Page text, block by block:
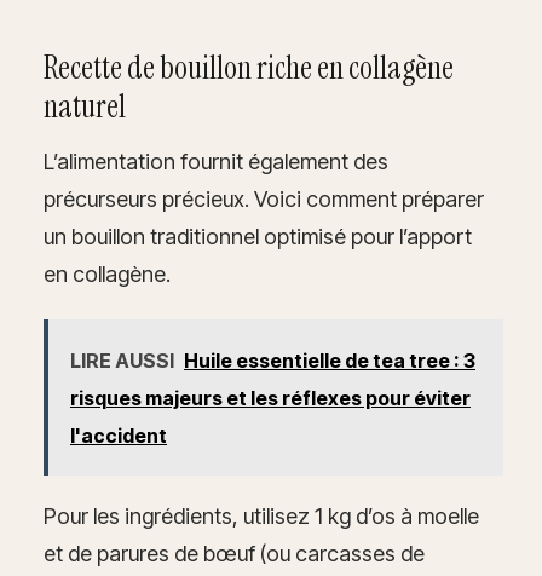
Recette de bouillon riche en collagène
naturel
L’alimentation fournit également des
précurseurs précieux. Voici comment préparer
un bouillon traditionnel optimisé pour l’apport
en collagène.
LIRE AUSSI Huile essentielle de tea tree : 3
risques majeurs et les réflexes pour éviter
l'accident
Pour les ingrédients, utilisez 1 kg d’os à moelle
et de parures de bœuf (ou carcasses de